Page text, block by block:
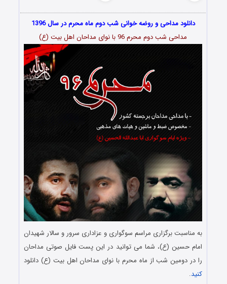
دانلود مداحی و روضه خوانی شب دوم ماه محرم در سال 1396
مداحی شب دوم محرم 96 با نوای مداحان اهل بیت (ع)
به مناسبت برگزاری مراسم سوگواری و عزاداری سرور و سالار شهیدان
امام حسین (ع)، شما می توانید در این پست فایل صوتی مداحان
را در دومین شب از ماه محرم با نوای مداحان اهل بیت (ع) دانلود
کنید.